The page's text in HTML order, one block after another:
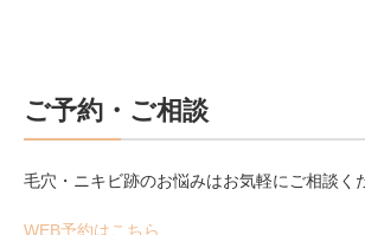
ご予約・ご相談
毛穴・ニキビ跡のお悩みはお気軽にご相談く
WEB予約はこちら